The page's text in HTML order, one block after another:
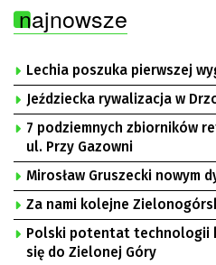
najnowsze
Lechia poszuka pierwszej
Jeździecka rywalizacja w
7 podziemnych zbiorników
ul. Przy Gazowni
Mirosław Gruszecki nowym
Za nami kolejne
Polski potentat technologii
się do Zielonej Góry